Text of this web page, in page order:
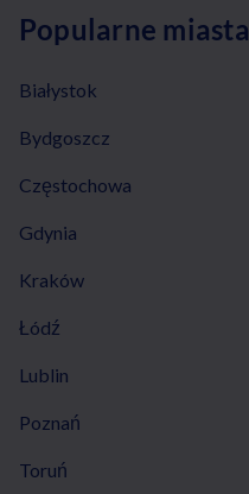
Popularne miasta
Białystok
Bydgoszcz
Częstochowa
Gdynia
Kraków
Łódź
Lublin
Poznań
Toruń